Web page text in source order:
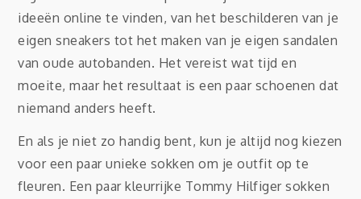
ideeën online te vinden, van het beschilderen van je
eigen sneakers tot het maken van je eigen sandalen
van oude autobanden. Het vereist wat tijd en
moeite, maar het resultaat is een paar schoenen dat
niemand anders heeft.
En als je niet zo handig bent, kun je altijd nog kiezen
voor een paar unieke sokken om je outfit op te
fleuren. Een paar kleurrijke Tommy Hilfiger sokken